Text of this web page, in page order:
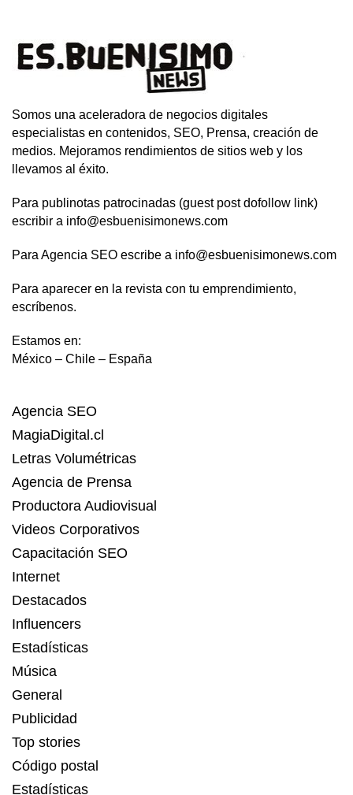
Somos una aceleradora de negocios digitales
especialistas en contenidos, SEO, Prensa, creación de
medios. Mejoramos rendimientos de sitios web y los
llevamos al éxito.
Para publinotas patrocinadas (guest post dofollow link)
escribir a info@esbuenisimonews.com
Para Agencia SEO escribe a info@esbuenisimonews.com
Para aparecer en la revista con tu emprendimiento,
escríbenos.
Estamos en:
México – Chile – España
Agencia SEO
MagiaDigital.cl
Letras Volumétricas
Agencia de Prensa
Productora Audiovisual
Videos Corporativos
Capacitación SEO
Internet
Destacados
Influencers
Estadísticas
Música
General
Publicidad
Top stories
Código postal
Estadísticas